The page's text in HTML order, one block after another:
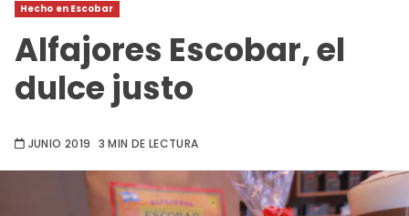
Hecho en Escobar
Alfajores Escobar, el
dulce justo
JUNIO 2019 3 MIN DE LECTURA